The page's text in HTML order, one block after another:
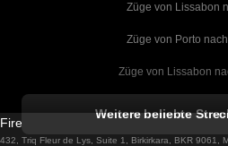
Züge von Lissabon
Züge von Porto
Züge von Lissabon
Züge von Lissabon
Weitere beliebte
Firebird GT Limited (OC 1451)
432, Triq Fleur de Lys, Suite 1, Birkirkara, BKR 9061,